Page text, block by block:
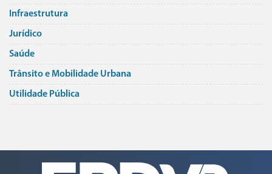
Infraestrutura
Jurí­dico
Saúde
Trânsito e Mobilidade Urbana
Utilidade Pública